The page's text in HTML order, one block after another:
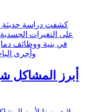
كشفت دراسة حديثة
على التغيرات
في بنية ووظائف
وأجرى
أبرز المشاكل